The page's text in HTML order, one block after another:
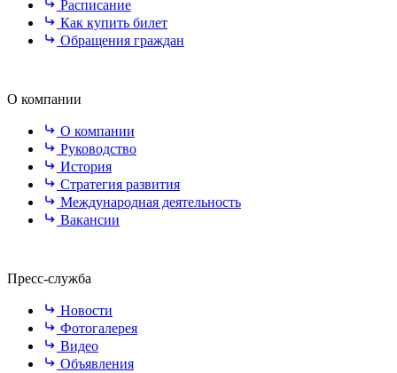
Расписание
Как купить билет
Обращения граждан
О компании
О компании
Руководство
История
Стратегия развития
Международная деятельность
Вакансии
Пресс-служба
Новости
Фотогалерея
Видео
Объявления